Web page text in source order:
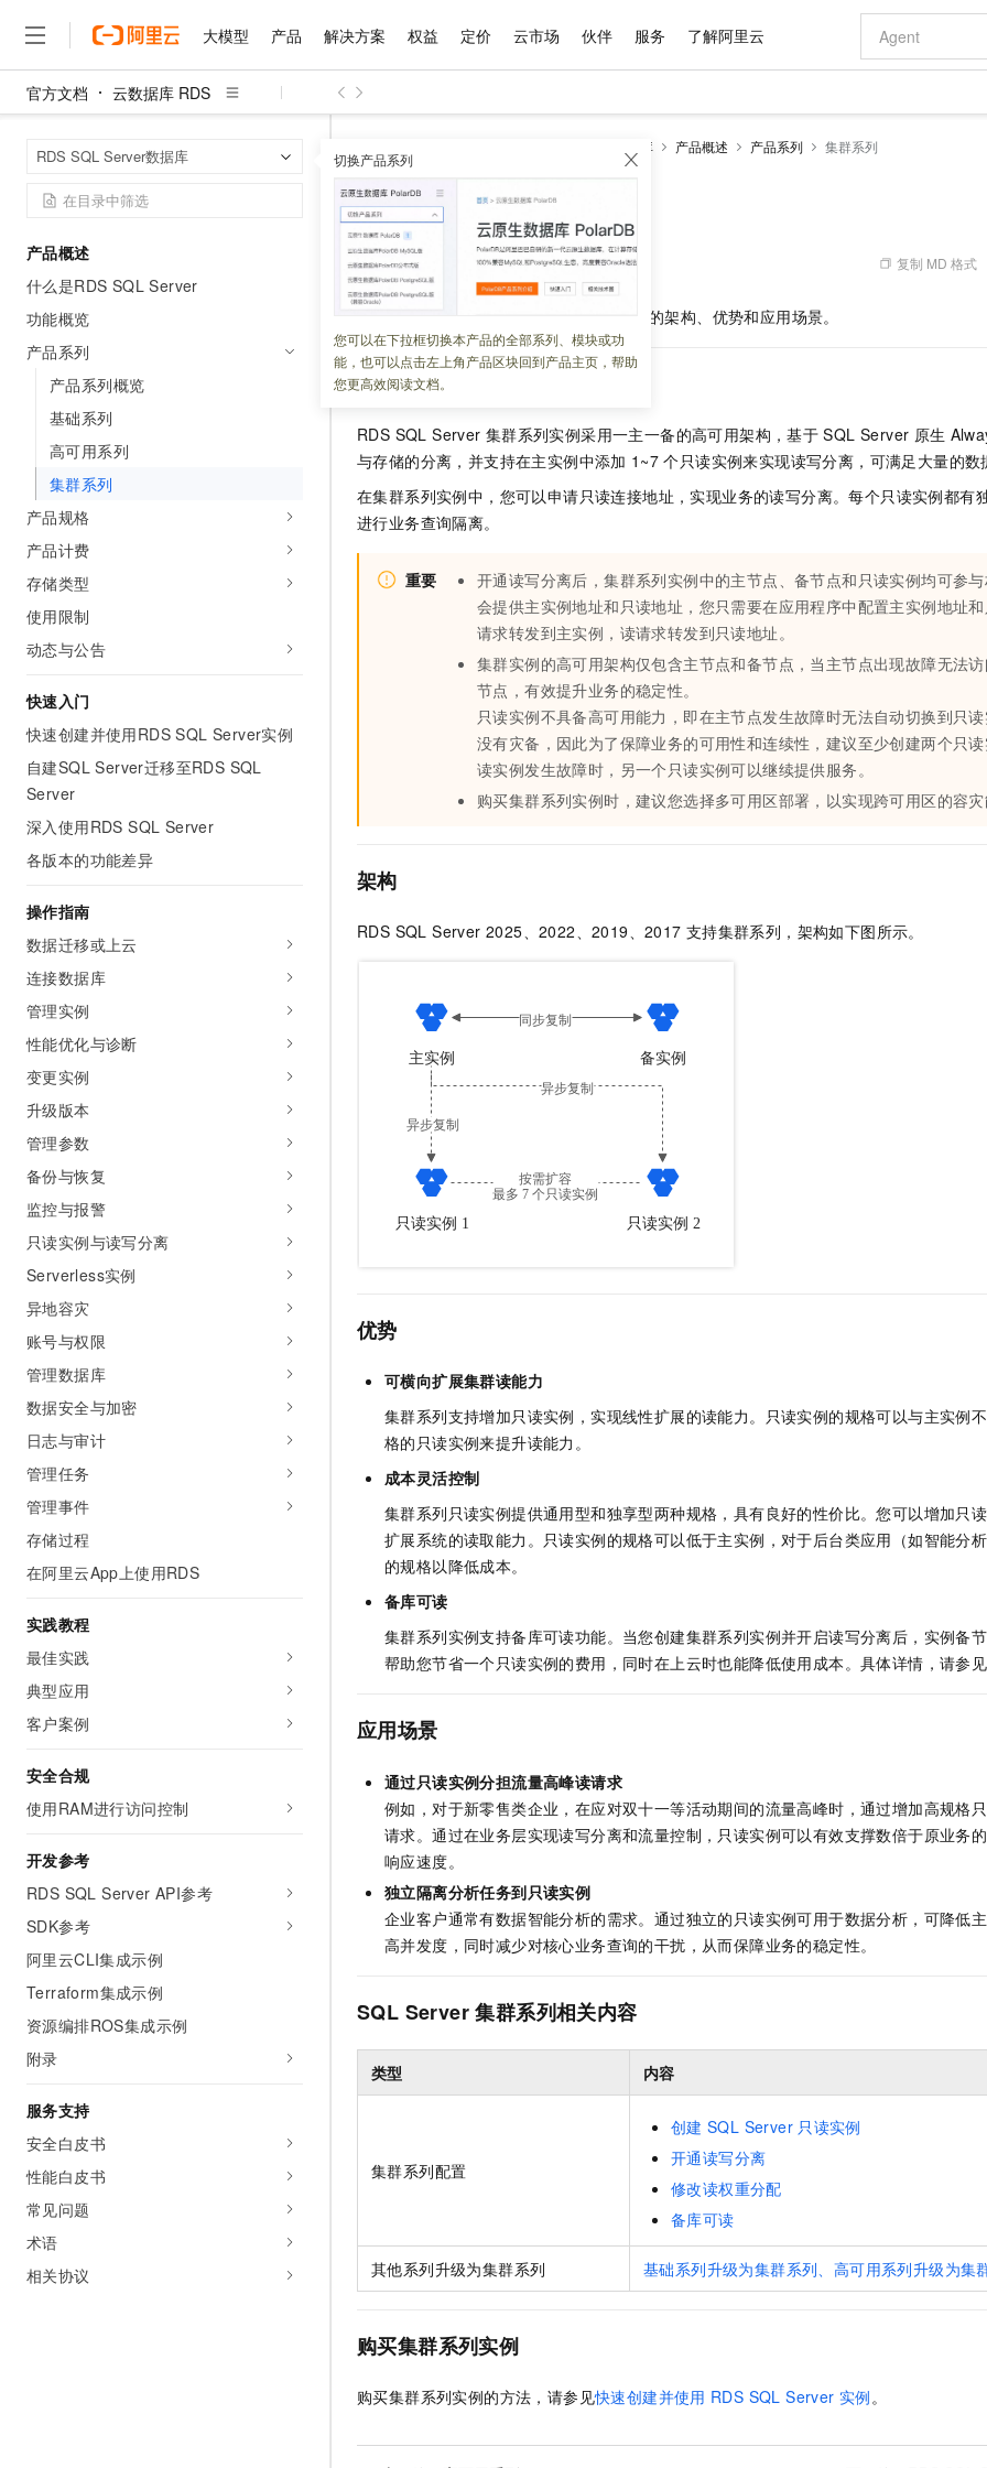
大模型 产品 解决方案 权益 定价 云市场 伙伴 服务 了解阿里云
官方文档 云数据库 RDS
RDS SQL Server数据库 切换产品系列
您可以在下拉框切换本产品的全部系列、模块或功
能，也可以点击左上角产品区块回到产品主页，帮助
您更高效阅读文档。
产品概述
什么是RDS SQL Server
功能概览
产品系列
产品系列概览
基础系列
高可用系列
集群系列
产品规格
产品计费
存储类型
使用限制
动态与公告
快速入门
快速创建并使用RDS SQL Server实例
自建SQL Server迁移至RDS SQL
Server
深入使用RDS SQL Server
各版本的功能差异
操作指南
数据迁移或上云
连接数据库
管理实例
性能优化与诊断
变更实例
升级版本
管理参数
备份与恢复
监控与报警
只读实例与读写分离
Serverless实例
异地容灾
账号与权限
管理数据库
数据安全与加密
日志与审计
管理任务
管理事件
存储过程
在阿里云App上使用RDS
实践教程
最佳实践
典型应用
客户案例
安全合规
使用RAM进行访问控制
开发参考
RDS SQL Server API参考
SDK参考
阿里云CLI集成示例
Terraform集成示例
资源编排ROS集成示例
附录
服务支持
安全白皮书
性能白皮书
常见问题
术语
相关协议
RDS SQL Server数据库 产品概述 产品系列 集群系列
集群系列
更新时间： 2026-07-02 07:27:58 复制 MD 格式
集群系列实例的架构、优势和应用场景。
集群系列介绍
RDS SQL Server 集群系列实例采用一主一备的高可用架构，基于 SQL Server 原生
与存储的分离，并支持在主实例中添加 1~7 个只读实例来实现读写分离，可满足大量的数
在集群系列实例中，您可以申请只读连接地址，实现业务的读写分离。每个只读实例都有
进行业务查询隔离。
重要
开通读写分离后，集群系列实例中的主节点、备节点和只读实例均可参
会提供主实例地址和只读地址，您只需要在应用程序中配置主实例地址
请求转发到主实例，读请求转发到只读地址。
集群实例的高可用架构仅包含主节点和备节点，当主节点出现故障无法
节点，有效提升业务的稳定性。
只读实例不具备高可用能力，即在主节点发生故障时无法自动切换到只
没有灾备，因此为了保障业务的可用性和连续性，建议至少创建两个只
读实例发生故障时，另一个只读实例可以继续提供服务。
购买集群系列实例时，建议您选择多可用区部署，以实现跨可用区的容
架构
RDS SQL Server 2025、2022、2019、2017 支持集群系列，架构如下图所示。
优势
可横向扩展集群读能力
集群系列支持增加只读实例，实现线性扩展的读能力。只读实例的规格可以与主实例
格的只读实例来提升读能力。
成本灵活控制
集群系列只读实例提供通用型和独享型两种规格，具有良好的性价比。您可以增加只
扩展系统的读取能力。只读实例的规格可以低于主实例，对于后台类应用（如智能分
的规格以降低成本。
备库可读
集群系列实例支持备库可读功能。当您创建集群系列实例并开启读写分离后，实例备
帮助您节省一个只读实例的费用，同时在上云时也能降低使用成本。具体详情，请参见
应用场景
通过只读实例分担流量高峰读请求
例如，对于新零售类企业，在应对双十一等活动期间的流量高峰时，通过增加高规格
请求。通过在业务层实现读写分离和流量控制，只读实例可以有效支撑数倍于原业务
响应速度。
独立隔离分析任务到只读实例
企业客户通常有数据智能分析的需求。通过独立的只读实例可用于数据分析，可降低
高并发度，同时减少对核心业务查询的干扰，从而保障业务的稳定性。
SQL Server 集群系列相关内容
类型 内容
集群系列配置
创建 SQL Server 只读实例
开通读写分离
修改读权重分配
备库可读
其他系列升级为集群系列 基础系列升级为集群系列、高可用系列升级为集
购买集群系列实例
购买集群系列实例的方法，请参见快速创建并使用 RDS SQL Server 实例 。
大模型
大模型
文本生成
Qwen3.8-Max HOT
智能体时代全能旗舰模型
能看、能想、能动手的多模态智能体模型
视觉 Coding、空间感知、多模态思考等全面升级
Kimi 最新旗舰模型，长程编程与推理利器
旗舰 MoE 大模型，百万上下文与顶尖推理能力
1M上下文，专为长程任务能力而生
图生视频，流
大模型服务
千问AI平台-Token Plan NEW
个人版上线、团队版降价；千问3.8-Max首发发尝鲜
在线体验全尺寸、多种模态的模型效果
新一代 AI 视频生成模型，深度适配广告营销等场景
AI 应用构建
大模型服务平台百炼-应用模版
丰富多元化的应用模版和解决方案
大模型服务平台百炼-智能体
灵活可视化地构建企业级 Agent
人工智能平台 PAI
AI Native 的算法工程平台，一站式完成建模、训练、推理服务部署
大模型原
面向真实软件
云端极速 AI
大模型解决方案
快速部署 Dify，高效搭建 AI 应用
10 分钟在聊天系统中增加一个 AI 助手
在企业官网、通讯软件中为客户提供 AI 客服
10分钟微调：让0.6B模型媲美235B模型
即刻拥有 DeepSeek-R1 满血版
多模态数据
产品
精选产品
人工智能与机器学习
容器
存储
网络与CDN
安全
中间件
数据库
大数据计算
媒体服务
企业服务与云通信
域名与网站
终端用户计算
开发工具
迁移与运维管理
专有云
精选产品
大模型服务平台百炼
大模型服务与应用平台
千问大模型
多元化、高性能、安全可靠的大模型服务
无影云电脑
随时随地安全接入的云上超级电脑
云解析DNS
云原生大数据计算服务 MaxCompute
面向分析的企业级SaaS模式云数据仓库
域名与网站
对象存储 OSS
人工智能平台 PAI 大模型
一站式AI开发、训练和推理服务
Qoder CN
容器服务 Kubernetes 版 ACK
提供一站式管理容器应用的 K8s 服务
云防火墙
云原生的云上
解决方案
精选解决方案
AI
大数据
现代化应用
网络
可观测
企业出海
政企业务
精选解决方案
千问办公，解锁你的工作新方式
企业级Agent产品，直接交付可用成果
Agency Agents：拥有专属领域专家
多领域专家智能体,一键组建 AI 虚拟交付团队
HappyHorse 打造一站式影视创作平台
快速拥有专属 OpenClaw
睿译宝，AI翻译排版一步到位
GLM-5.2：长任务时代开源旗舰模型
Hermes Agent，打造自进化智能体
自主进化，持久记忆，越用越聪明
Claude Code + GStack 打造工程团队
轻松解锁专属
权益 普惠上云
普惠上云 官方力荐
云服务器38元/年起，超值低价云产品抢先购
官方推荐返现计划
推荐新用户得奖励，单订单最高返9万
云工开物
高校专属算力普惠，学生认证享300元代金券
免费试用
解决方案免费试用 新老同享
最高领取价值200元试用点，立即开启云上创新
AI 产品 免费试用
1亿+ 大模型 tokens 和 30+ 款产品免费体验
140+云产品 免费试用
产品新客免费试用，最长12个月
助力企业全员 AI 认知与能力提升
AI 特惠
智启 AI 普惠权益
阿里云 OPC 创新助力计划
至高百万元 Token 补贴，加速一人公司成长
Token Plan 模型订阅计划 NEW
Qwen3.8-Max 首发尝鲜，限时加量 10 倍，夜间低至2折
千问办公，限时限量积分加倍
万小智 AI 建站低至 15元/月
送.CN域名，送备案服务码
Night Plan 支持 Qwen 3.8-Max
AI 场景体
从图文生成到
AI 短剧/漫剧
AI助力短剧漫
AI 办公
智能客服
自动承接线索
定价 产品定价
了解云产品的定价详情
云上成本管理
管理和优化成本
价格计算器
自助选配和估算价格
价格优势
推动算力普惠，释放技术红利
配置报价
云市场 精选商城
网站建设
多端小程序
Salesforce 国际版订阅
友盟天域
观测云
Tuya 物联网平台阿里云版
电子合同
畅捷通
Tableau 订阅
AI空中课堂在线直播课堂（旗舰版）
AI 开发和 AI 应用解决方案
数据与 API
数据集
身份实名认证
短信
OCR 文字识别
发票查验
快递物流查询
企业应用
CRM
OA 办公系统
财税管理
400电话
广告营销
基础软件
WordPress
Ubuntu
模板建站
定制建站
模板小程序
定制小程序
伙伴 成为销售伙伴
分销伙伴
咨询伙伴
销售伙伴合作计划
Salesforce On Alibaba Cloud
Consulting Partner 合作计划
成为产品伙伴
产品生态集成认证中心
产品生态伙伴工作台
产品伙伴
成为服务
服务生态伙伴
服务 售前咨询
在线服务
售后服务
自助服务
工单服务
短信专区
企业增值服务
企业支持计划
企业增值服务台
企业成长
服务实践
阿里云认证
了解阿里云 为什么选择阿里云
什么是云计算
技术领先
稳定可靠
安全合规
分析师报告
研究报告与白皮书
天池大赛
云开发大赛
入门学习赛
最佳实践
云上春晚
云栖战略参考
云上的中国
看见新力量
金融模力时刻
市场活动
高校合作
云工开物